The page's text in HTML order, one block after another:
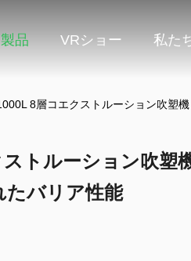
製品 VRショー 私た
8層コエクストルーション吹塑
トルーション吹塑
たバリア性能